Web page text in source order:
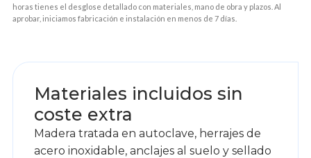
horas tienes el desglose detallado con materiales, mano de obra y plazos. Al
aprobar, iniciamos fabricación e instalación en menos de 7 días.
Materiales incluidos sin
coste extra
Madera tratada en autoclave, herrajes de
acero inoxidable, anclajes al suelo y sellado